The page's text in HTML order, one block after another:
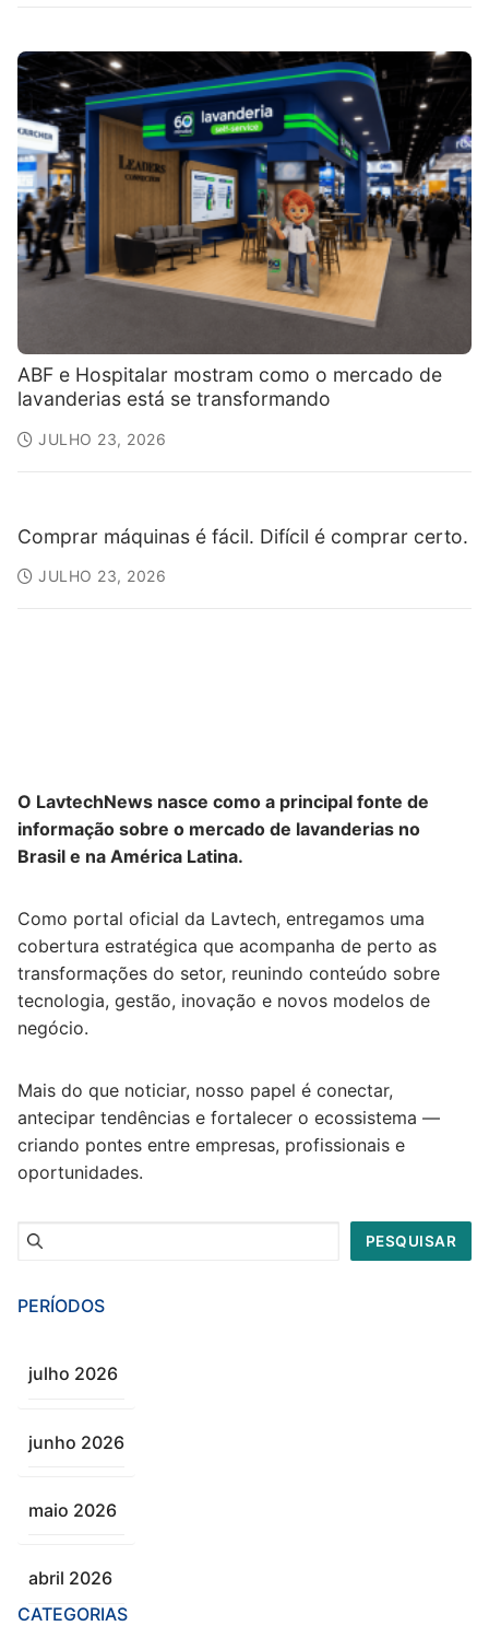
ABF e Hospitalar mostram como o mercado de
lavanderias está se transformando
JULHO 23, 2026
Comprar máquinas é fácil. Difícil é comprar certo.
JULHO 23, 2026
O LavtechNews nasce como a principal fonte de
informação sobre o mercado de lavanderias no
Brasil e na América Latina.
Como portal oficial da Lavtech, entregamos uma
cobertura estratégica que acompanha de perto as
transformações do setor, reunindo conteúdo sobre
tecnologia, gestão, inovação e novos modelos de
negócio.
Mais do que noticiar, nosso papel é conectar,
antecipar tendências e fortalecer o ecossistema —
criando pontes entre empresas, profissionais e
oportunidades.
Pesquisar PESQUISAR
PERÍODOS
julho 2026
junho 2026
maio 2026
abril 2026
CATEGORIAS